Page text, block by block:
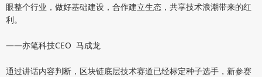
眼整个行业，做好基础建设，合作建立生态，共享技术浪潮带来的红
利。
——亦笔科技CEO 马成龙
通过讲话内容判断，区块链底层技术赛道已经标定种子选手，新参赛